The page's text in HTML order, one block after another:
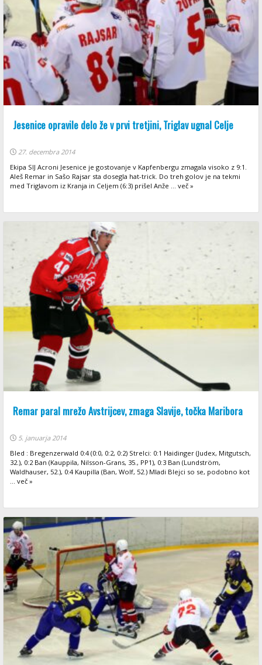
Jesenice opravile delo že v prvi tretjini, Triglav ugnal Celje
27. decembra 2014
Ekipa SIJ Acroni Jesenice je gostovanje v Kapfenbergu zmagala visoko z 9:1.
Aleš Remar in Sašo Rajsar sta dosegla hat-trick. Do treh golov je na tekmi
med Triglavom iz Kranja in Celjem (6:3) prišel Anže ... več »
Remar paral mrežo Avstrijcev, zmaga Slavije, točka Maribora
5. januarja 2014
Bled : Bregenzerwald 0:4 (0:0, 0:2, 0:2) Strelci: 0:1 Haidinger (Judex, Mitgutsch,
32.), 0:2 Ban (Kauppila, Nilsson-Grans, 35., PP1), 0:3 Ban (Lundström,
Waldhauser, 52.), 0:4 Kaupilla (Ban, Wolf, 52.) Mladi Blejci so se, podobno kot
... več »